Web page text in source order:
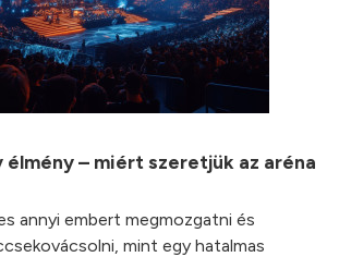
élmény – miért szeretjük az aréna
annyi embert megmozgatni és
mint egy hatalmas